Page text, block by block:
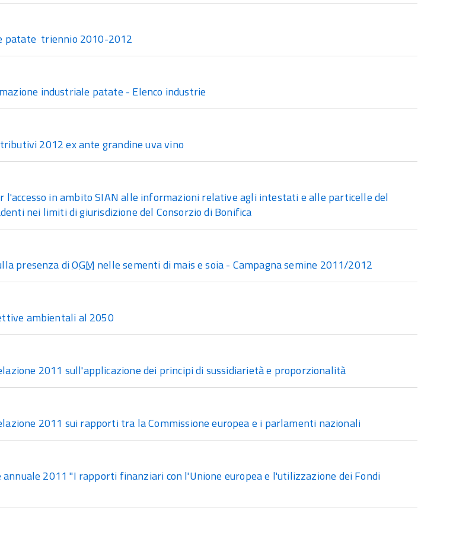
patate triennio 2010-2012
industriale patate - Elenco industrie
2012 ex ante grandine uva vino
l'accesso in ambito SIAN alle informazioni relative agli intestati e alle particelle del
nei limiti di giurisdizione del Consorzio di Bonifica
presenza diOGM nelle sementi di mais e soia - Campagna semine 2011/2012
ambientali al 2050
2011 sull'applicazione dei principi di sussidiarietà e proporzionalità
2011 sui rapporti tra la Commissione europea e i parlamenti nazionali
2011 "I rapporti finanziari con l'Unione europea e l'utilizzazione dei Fondi